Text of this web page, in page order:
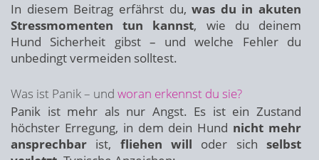
In diesem Beitrag erfährst du,was du in akuten
Stressmomenten tun kannst, wie du deinem
Hund Sicherheit gibst – und welche Fehler du
unbedingt vermeiden solltest.
Was ist Panik – und woran erkennst du sie?
Panik ist mehr als nur Angst. Es ist ein Zustand
höchster Erregung, in dem dein Hund nicht mehr
ansprechbar ist, fliehen will oder sichselbst